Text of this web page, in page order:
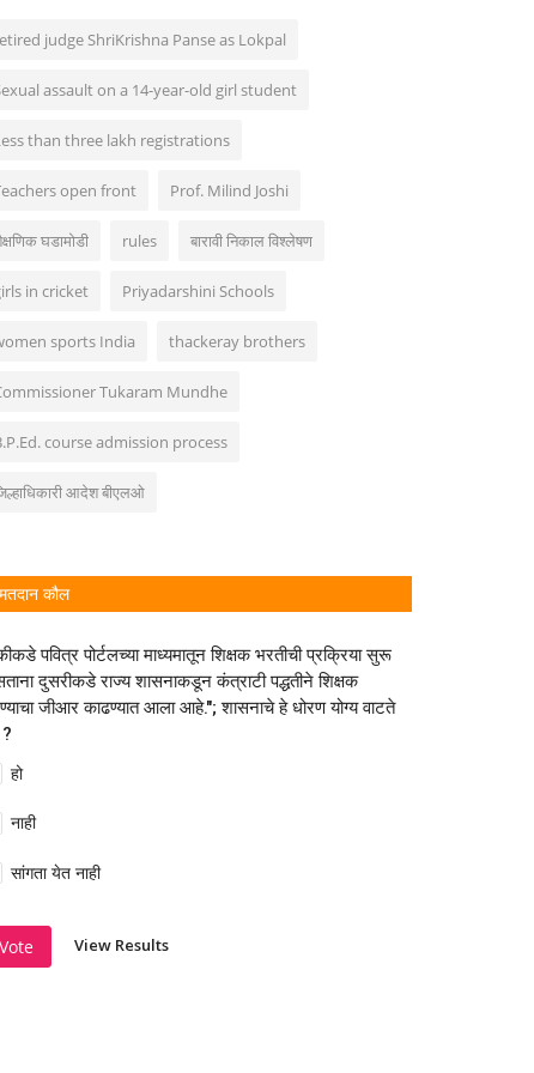
judge ShriKrishna Panse as Lokpal
assault on a 14-year-old girl student
than three lakh registrations
open front Prof. Milind Joshi
घडामोडी rules बारावी निकाल विश्लेषण
in cricket Priyadarshini Schools
sports India thackeray brothers
Tukaram Mundhe
course admission process
आदेश बीएलओ
मतदान कौल
पवित्र पोर्टलच्या माध्यमातून शिक्षक भरतीची प्रक्रिया सुरू
दुसरीकडे राज्य शासनाकडून कंत्राटी पद्धतीने शिक्षक
जीआर काढण्यात आला आहे."; शासनाचे हे धोरण योग्य वाटते
हो
नाही
सांगता येत नाही
Vote View Results